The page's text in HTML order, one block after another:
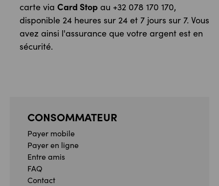
carte via Card Stop au +32 078 170 170,
disponible 24 heures sur 24 et 7 jours sur 7. Vous
avez ainsi l'assurance que votre argent est en
sécurité.
CONSOMMATEUR
Payer mobile
Payer en ligne
Entre amis
FAQ
Contact